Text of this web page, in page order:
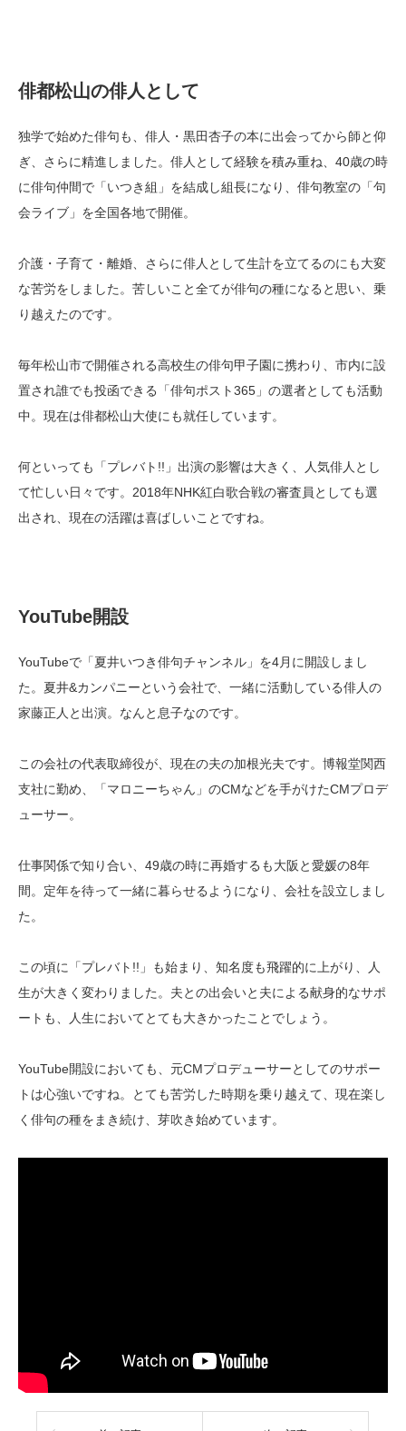
俳都松山の俳人として
独学で始めた俳句も、俳人・黒田杏子の本に出会ってから師と仰
ぎ、さらに精進しました。俳人として経験を積み重ね、40歳の時
に俳句仲間で「いつき組」を結成し組長になり、俳句教室の「句
会ライブ」を全国各地で開催。
介護・子育て・離婚、さらに俳人として生計を立てるのにも大変
な苦労をしました。苦しいこと全てが俳句の種になると思い、乗
り越えたのです。
毎年松山市で開催される高校生の俳句甲子園に携わり、市内に設
置され誰でも投函できる「俳句ポスト365」の選者としても活動
中。現在は俳都松山大使にも就任しています。
何といっても「プレバト!!」出演の影響は大きく、人気俳人とし
て忙しい日々です。2018年NHK紅白歌合戦の審査員としても選
出され、現在の活躍は喜ばしいことですね。
YouTube開設
YouTubeで「夏井いつき俳句チャンネル」を4月に開設しまし
た。夏井&カンパニーという会社で、一緒に活動している俳人の
家藤正人と出演。なんと息子なのです。
この会社の代表取締役が、現在の夫の加根光夫です。博報堂関西
支社に勤め、「マロニーちゃん」のCMなどを手がけたCMプロデ
ューサー。
仕事関係で知り合い、49歳の時に再婚するも大阪と愛媛の8年
間。定年を待って一緒に暮らせるようになり、会社を設立しまし
た。
この頃に「プレバト!!」も始まり、知名度も飛躍的に上がり、人
生が大きく変わりました。夫との出会いと夫による献身的なサポ
ートも、人生においてとても大きかったことでしょう。
YouTube開設においても、元CMプロデューサーとしてのサポー
トは心強いですね。とても苦労した時期を乗り越えて、現在楽し
く俳句の種をまき続け、芽吹き始めています。